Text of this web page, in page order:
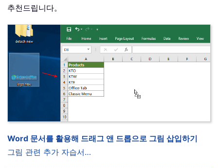
추천드립니다。
Word 문서를 활용해 드래그 앤 드롭으로 그림 삽입하기
그림 관련 추가 자습서…